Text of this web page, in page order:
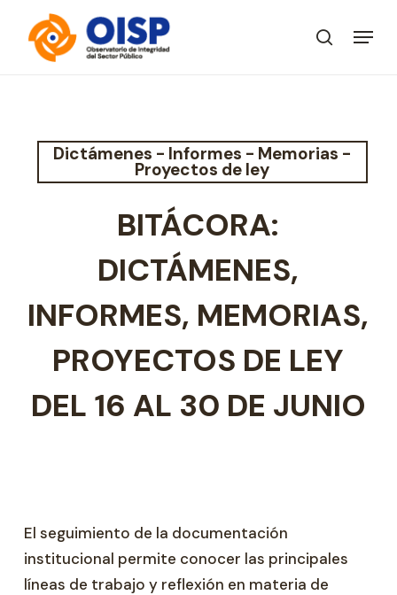
search
Menu
Dictámenes - Informes - Memorias -
Proyectos de ley
BITÁCORA:
DICTÁMENES,
INFORMES, MEMORIAS,
PROYECTOS DE LEY
DEL 16 AL 30 DE JUNIO
El seguimiento de la documentación
institucional permite conocer las principales
líneas de trabajo y reflexión en materia de